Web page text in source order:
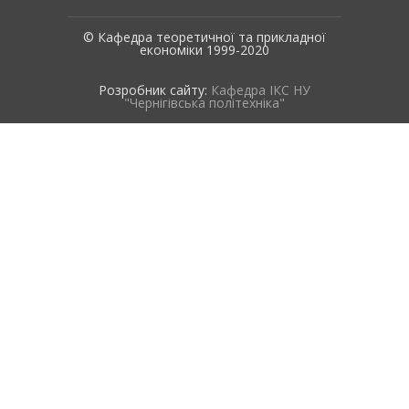
© Кафедра теоретичної та прикладної
економіки 1999-2020
Розробник сайту: Кафедра ІКС НУ
"Чернігівська політехніка"